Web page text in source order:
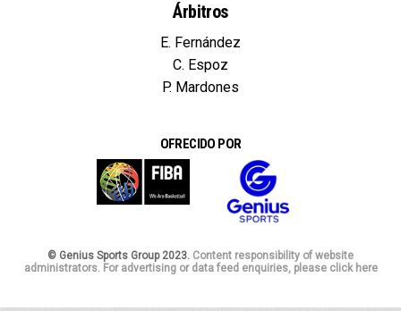
Árbitros
E. Fernández
C. Espoz
P. Mardones
OFRECIDO POR
© Genius Sports Group 2023. Content responsibility of website
administrators. For advertising or data feed enquiries, please click here